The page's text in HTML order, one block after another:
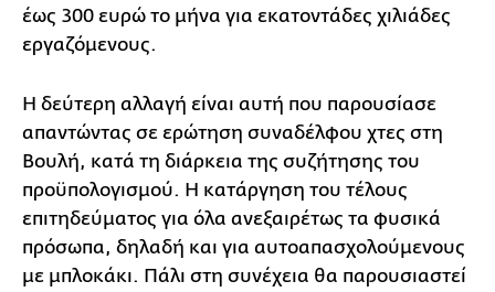
έως 300 ευρώ το μήνα για εκατοντάδες χιλιάδες
εργαζόμενους.
Η δεύτερη αλλαγή είναι αυτή που παρουσίασε
απαντώντας σε ερώτηση συναδέλφου χτες στη
Βουλή, κατά τη διάρκεια της συζήτησης του
προϋπολογισμού. Η κατάργηση του τέλους
επιτηδεύματος για όλα ανεξαιρέτως τα φυσικά
πρόσωπα, δηλαδή και για αυτοαπασχολούμενους
με μπλοκάκι. Πάλι στη συνέχεια θα παρουσιαστεί